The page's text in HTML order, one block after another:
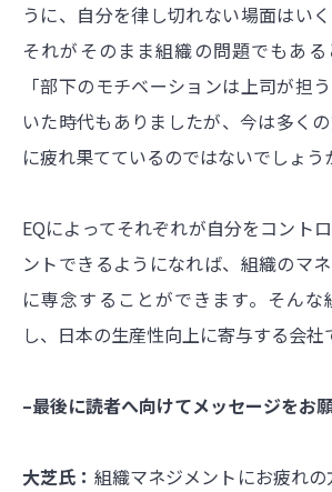
うに、自分を律し切れない場面はい
それがそのまま組織の問題でもある
「部下のモチベーションは上司が担
いた時代もありましたが、今は多く
に疲れ果てているのではないでしょう
EQによってそれぞれが自分をコント
ントできるようになれば、組織のマ
に専念することができます。そん
し、日本の生産性向上に寄与する会社
–最後に読者へ向けてメッセージをお願
大芝氏： 組織マネジメントにお疲れ